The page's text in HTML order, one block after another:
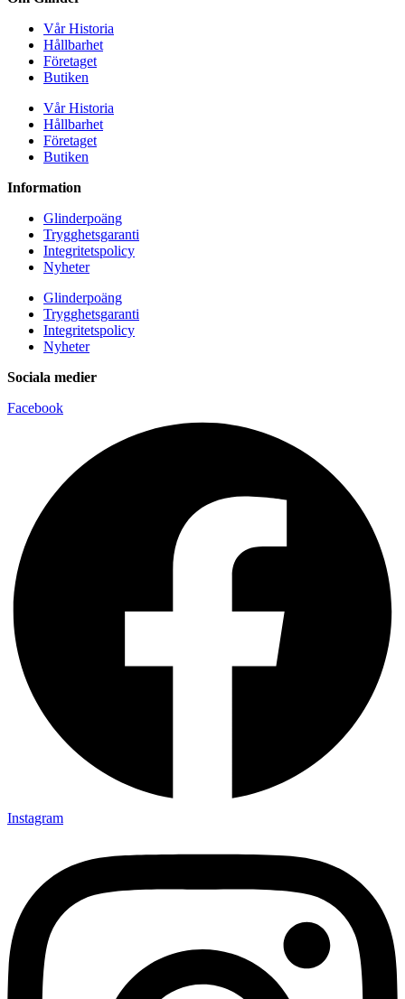
Vår Historia
Hållbarhet
Företaget
Butiken
Vår Historia
Hållbarhet
Företaget
Butiken
Information
Glinderpoäng
Trygghetsgaranti
Integritetspolicy
Nyheter
Glinderpoäng
Trygghetsgaranti
Integritetspolicy
Nyheter
Sociala medier
Facebook
Instagram